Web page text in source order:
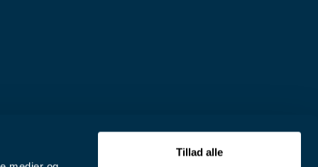
Tillad alle